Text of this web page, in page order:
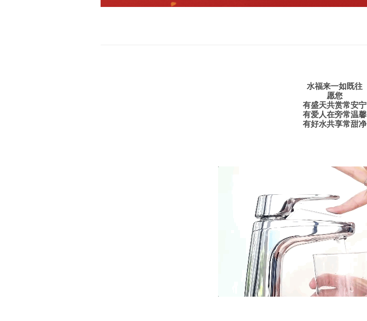
水福来一如既往
愿您
有盛天共赏常安宁
有爱人在旁常温馨
有好水共享常甜净